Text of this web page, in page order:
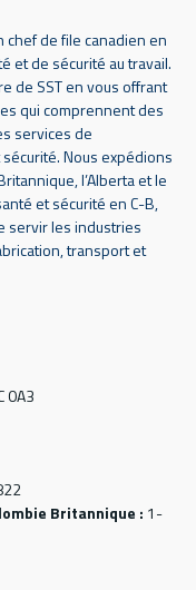
chef de file canadien en
et de sécurité au travail.
de SST en vous offrant
qui comprennent des
services de
Nous expédions
l’Alberta et le
et sécurité en C-B,
servir les industries
transport et
0A3
Britannique : 1-